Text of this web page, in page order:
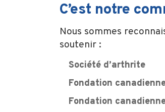
C’est notre
Nous sommes
soutenir :
Société d’arthrite
Fondation
Fondation